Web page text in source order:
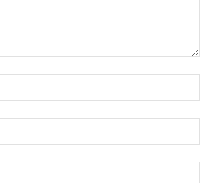
:*
:*